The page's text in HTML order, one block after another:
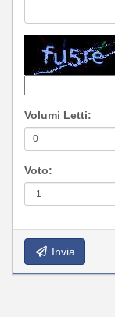
Volumi Letti:
Voto:
Invia